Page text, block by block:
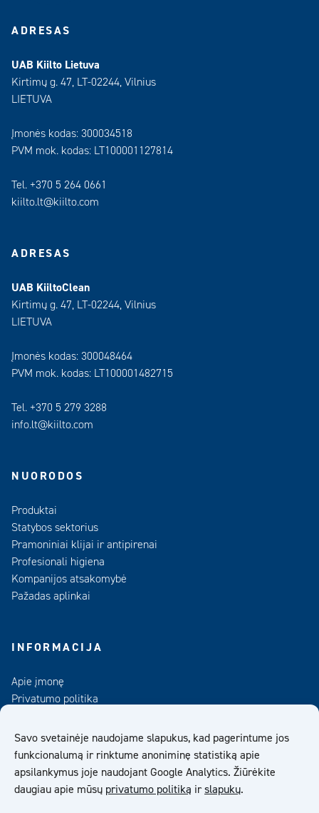
Savo svetainėje naudojame slapukus, kad pagerintume jos
funkcionalumą ir rinktume anoniminę statistiką apie
apsilankymus joje naudojant Google Analytics. Žiūrėkite
daugiau apie mūsų privatumo politiką irslapukų.
ADRESAS
UAB Kiilto Lietuva
Kirtimų g. 47, LT-02244, Vilnius
LIETUVA
Įmonės kodas: 300034518
PVM mok. kodas: LT100001127814
Tel. +370 5 264 0661
kiilto.lt@kiilto.com
ADRESAS
UAB KiiltoClean
Kirtimų g. 47, LT-02244, Vilnius
LIETUVA
Įmonės kodas: 300048464
PVM mok. kodas: LT100001482715
Tel. +370 5 279 3288
info.lt@kiilto.com
NUORODOS
Produktai
Statybos sektorius
Pramoniniai klijai ir antipirenai
Profesionali higiena
Kompanijos atsakomybė
Pažadas aplinkai
INFORMACIJA
Apie įmonę
Privatumo politika
Duomenų bankas
UAB „Kiilto Lietuva“ Bendrosios Pardavimo Sąlygos